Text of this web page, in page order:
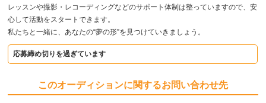
レッスンや撮影・レコーディングなどのサポート体制は整っていますので、安
心して活動をスタートできます。
私たちと一緒に、あなたの“夢の形”を見つけていきましょう。
応募締め切りを過ぎています
このオーディションに関するお問い合わせ先